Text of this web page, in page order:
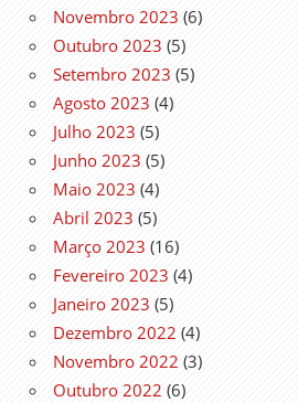
Novembro 2023 (6)
Outubro 2023 (5)
Setembro 2023 (5)
Agosto 2023 (4)
Julho 2023 (5)
Junho 2023 (5)
Maio 2023 (4)
Abril 2023 (5)
Março 2023 (16)
Fevereiro 2023 (4)
Janeiro 2023 (5)
Dezembro 2022 (4)
Novembro 2022 (3)
Outubro 2022 (6)